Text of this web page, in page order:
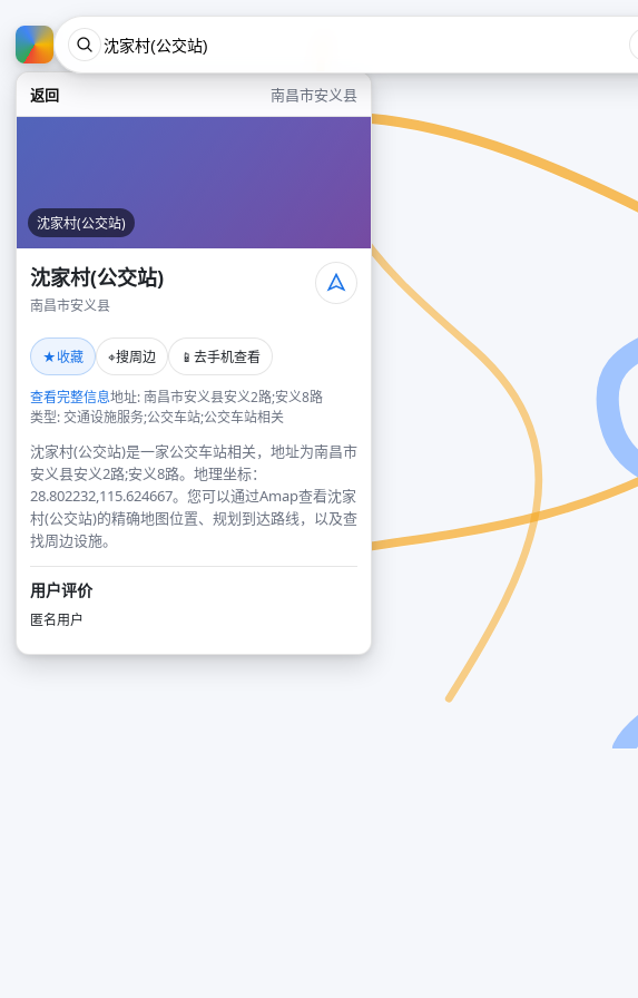
返回 南昌市安义县
沈家村(公交站)
沈家村(公交站)
南昌市安义县
★收藏 ⌖搜周边 📱 去手机查看
查看完整信息地址: 南昌市安义县安义2路;安义8路
类型: 交通设施服务;公交车站;公交车站相关
沈家村(公交站)是一家公交车站相关，地址为南昌市
安义县安义2路;安义8路。地理坐标：
28.802232,115.624667。您可以通过Amap查看沈家
村(公交站)的精确地图位置、规划到达路线，以及查
找周边设施。
用户评价
匿名用户